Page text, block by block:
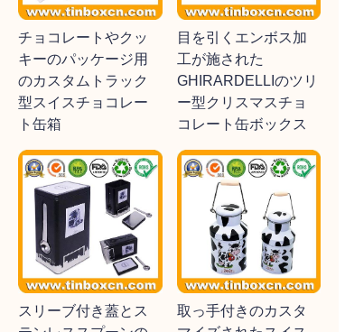
チョコレートやクッ
キーのパッケージ用
のカスタムトラック
型スイスチョコレー
ト缶箱
目を引くエンボス加
工が施された
GHIRARDELLIのツリ
ー型クリスマスチョ
コレート缶ボックス
スリーブ付き蓋とス
取っ手付きのカスタ